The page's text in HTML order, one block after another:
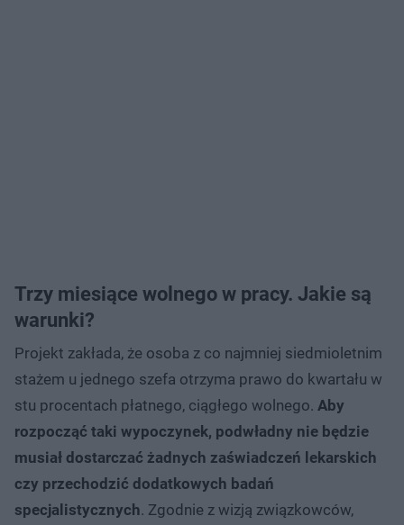
Trzy miesiące wolnego w pracy. Jakie są
warunki?
Projekt zakłada, że osoba z co najmniej siedmioletnim
stażem u jednego szefa otrzyma prawo do kwartału w
stu procentach płatnego, ciągłego wolnego. Aby
rozpocząć taki wypoczynek, podwładny nie będzie
musiał dostarczać żadnych zaświadczeń lekarskich
czy przechodzić dodatkowych badań
specjalistycznych. Zgodnie z wizją związkowców,